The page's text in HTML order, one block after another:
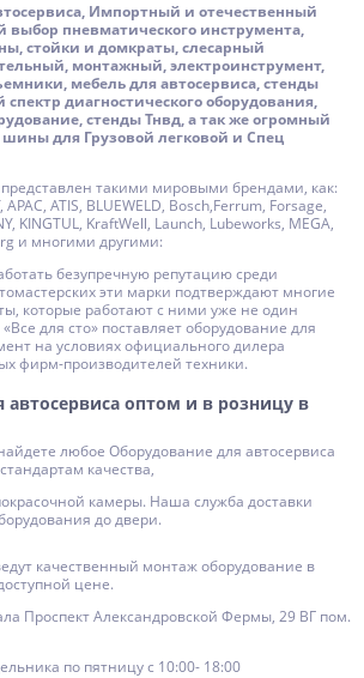
Импортный и отечественный
выбор пневматического инструмента,
стойки и домкраты, слесарный
монтажный, электроинструмент,
мебель для автосервиса, стенды
диагностического оборудования,
стенды Тнвд, а так же огромный
для Грузовой легковой и Спец
такими мировыми брендами, как:
ATIS, BLUEWELD, Bosch,Ferrum, Forsage,
KINGTUL, KraftWell, Launch, Lubeworks, MEGA,
и многими другими:
безупречную репутацию среди
эти марки подтверждают многие
которые работают с ними уже не один
для сто» поставляет оборудование для
на условиях официального дилера
фирм-производителей техники.
автосервиса оптом и в розницу в
любое Оборудование для автосервиса
качества,
камеры. Наша служба доставки
до двери.
качественный монтаж оборудование в
цене.
Проспект Александровской Фермы, 29 ВГ пом.
по пятницу с 10:00- 18:00